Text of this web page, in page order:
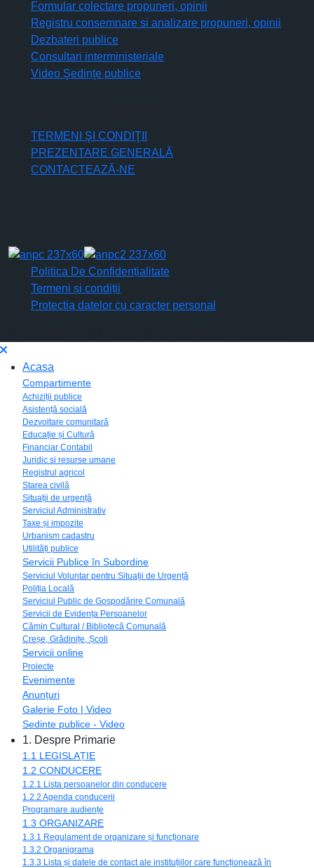
Formular colectare propuneri, opinii
Registru consemnare si analizare propuneri, opinii
Dezbateri publice
Consultari interministeriale
Video Şedinţe publice
TERMENI ŞI CONDIŢII
PREZENTARE GENERALĂ
CONTACTEAZĂ-NE
Politica De Confidențialitate
Termeni și condiții
Protectia datelor cu caracter personal
Acasa
Compartimente
Achiziții publice
Asistență socială
Dezvoltare comunitară
Educație și Cultură
Financiar Contabil
Juridic si resurse umane
Registrul agricol
Starea civilă
Situații de urgență
Serviciul Administrativ
Taxe și impozite
Urbanism cadastru
Utilități publice
Servicii Publice în Subordine
Serviciul Voluntar pentru Situații de Urgență
Poliția Locală
Serviciul Public de Gospodărire Comunală
Servicii de Evidența Persoanelor
Cămin Cultural / Bibliotecă Comunală
Creșe, Grădinițe, Școli
Servicii online
Proiecte
Evenimente
Anunțuri
Galerie Foto | Video
Sedinte publice - Video
1. Despre Primarie
1.1 LEGISLAȚIE
1.2 CONDUCERE
1.2.1 Lista persoanelor din conducere
1.2.2 Agenda conducerii
Programare audiențe
1.3 ORGANIZARE
1.3.1 Regulament de organizare și funcționare
1.3.2 Organigrama
1.3.3 Lista și datele de contact ale instituțiilor care funcționează în